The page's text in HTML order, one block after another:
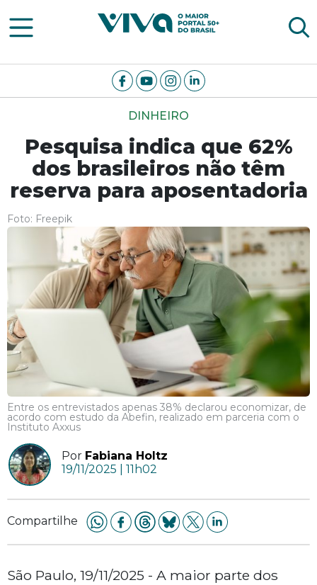
Viva Notícias
DINHEIRO
Pesquisa indica que 62%
dos brasileiros não têm
reserva para aposentadoria
Foto: Freepik
Entre os entrevistados apenas 38% declarou economizar, de
acordo com estudo da Abefin, realizado em parceria com o
Instituto Axxus
Por Fabiana Holtz
19/11/2025 | 11h02
Compartilhe
São Paulo, 19/11/2025 - A maior parte dos